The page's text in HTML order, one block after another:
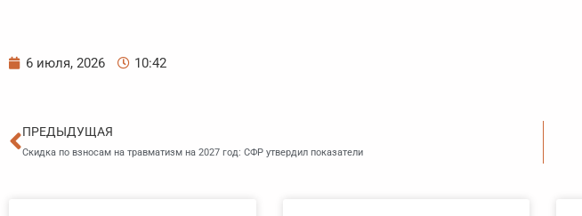
6 июля, 2026 10:42
Пред
ПРЕДЫДУЩАЯ
Скидка по взносам на травматизм на 2027 год: СФР утвердил показатели